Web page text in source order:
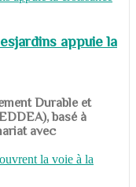
appuie la
Durable et
basé à
avec